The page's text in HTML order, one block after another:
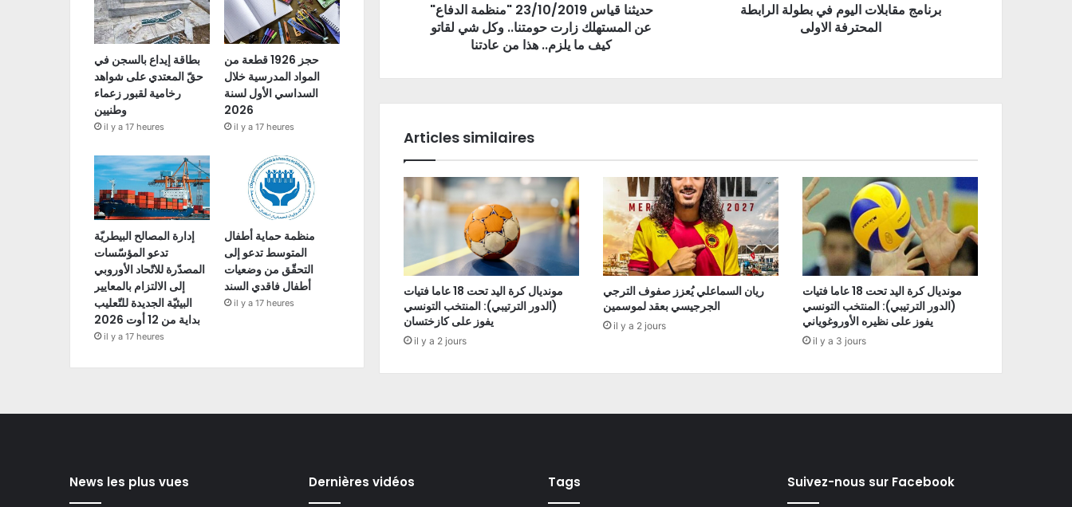
"حديثنا قياس 23/10/2019 "منظمة الدفاع
عن المستهلك زارت حومتنا.. وكل شي لقاتو
كيف ما يلزم.. هذا من عادتنا
برنامج مقابلات اليوم في بطولة الرابطة
المحترفة الاولى
Articles similaires
مونديال كرة اليد تحت 18 عاما فتيات
(الدور الترتيبي): المنتخب التونسي
يفوز على كازختسان
il y a 2 jours
ريان السماعلي يُعزز صفوف الترجي
الجرجيسي بعقد لموسمين
il y a 2 jours
مونديال كرة اليد تحت 18 عاما فتيات
(الدور الترتيبي): المنتخب التونسي
يفوز على نظيره الأوروغوياني
il y a 3 jours
بطاقة إيداع بالسجن في
حقّ المعتدي على شواهد
رخامية لقبور زعماء
وطنيين
il y a 17 heures
حجز 1926 قطعة من
المواد المدرسية خلال
السداسي الأول لسنة
2026
il y a 17 heures
إدارة المصالح البيطريّة
تدعو المؤسّسات
المصدّرة للاتّحاد الأوروبي
إلى الالتزام بالمعايير
البيئيّة الجديدة للتّعليب
بداية من 12 أوت 2026
il y a 17 heures
منظمة حماية أطفال
المتوسط تدعو إلى
التحقّق من وضعيات
أطفال فاقدي السند
il y a 17 heures
News les plus vues Dernières vidéos Tags Suivez-nous sur Facebook